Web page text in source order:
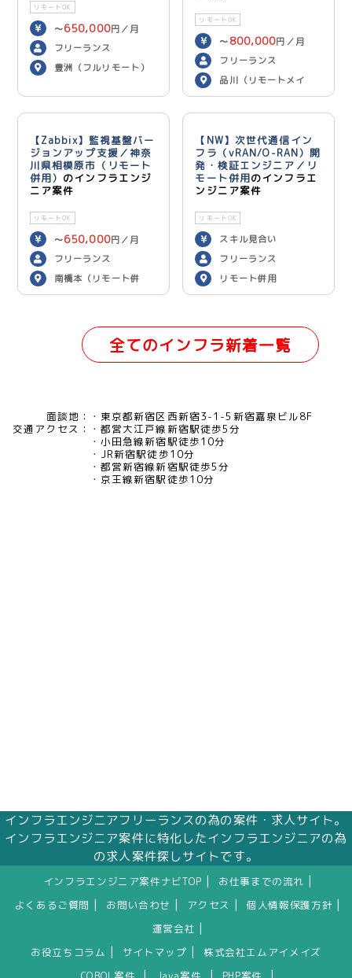
リモートOK
〜650,000円／月
フリーランス
豊洲（フルリモート）
リモートOK
〜 800,000円／月
フリーランス
品川（リモートメイ
ン）
【Zabbix】監視基盤バー
ジョンアップ支援／神奈
川県相模原市（リモート
併用） のインフラエンジ
ニア案件
リモートOK
〜650,000円／月
フリーランス
南橋本（リモート併
用）
【NW】次世代通信イン
フラ（vRAN/O-RAN）開
発・検証エンジニア／リ
モート併用のインフラエ
ンジニア案件
リモートOK
スキル見合い
フリーランス
リモート併用
全てのインフラ新着一覧
面談地：
東京都新宿区西新宿3-1-5新宿嘉泉ビル8F
交通アクセス：
都営大江戸線新宿駅徒歩5分
小田急線新宿駅徒歩10分
JR新宿駅徒歩10分
都営新宿線新宿駅徒歩5分
京王線新宿駅徒歩10分
インフラエンジニアフリーランスの為の案件・求人サイト。
インフラエンジニア案件に特化したインフラエンジニアの為
の求人案件探しサイトです。
インフラエンジニア案件ナビTOP お仕事までの流れ
よくあるご質問 お問い合わせ アクセス 個人情報保護方針
運営会社
お役立ちコラム サイトマップ
株式会社エムアイメイズ